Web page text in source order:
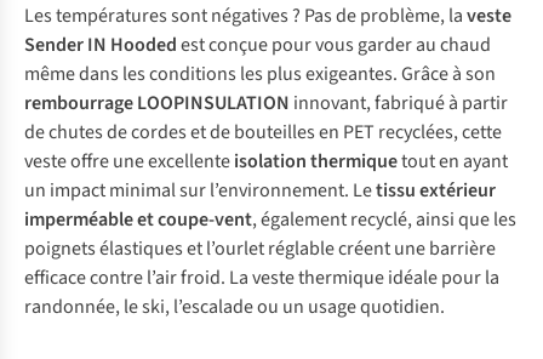
Les températures sont négatives ? Pas de problème, laveste
Sender IN Hoodedest conçue pour vous garder au chaud
même dans les conditions les plus exigeantes. Grâce à son
rembourrageLOOPINSULATION innovant, fabriqué à partir
de chutes de cordes et de bouteilles en PET recyclées, cette
veste offre une excellenteisolation thermiquetout en ayant
un impact minimal sur l’environnement. Letissu extérieur
imperméable et coupe-vent, également recyclé, ainsi que les
poignets élastiques et l’ourlet réglable créent une barrière
efficace contre l’air froid. La veste thermique idéale pour la
randonnée, le ski, l’escalade ou un usage quotidien.